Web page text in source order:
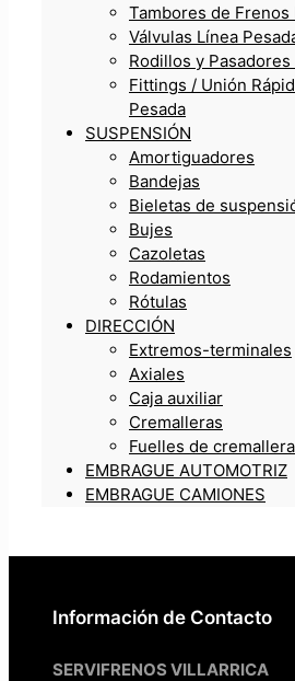
Tambores de Frenos
Válvulas Línea
Rodillos y
Fittings / Unión
Pesada
SUSPENSIÓN
Amortiguadores
Bandejas
Bieletas de
Bujes
Cazoletas
Rodamientos
Rótulas
DIRECCIÓN
Extremos-terminales
Axiales
Caja auxiliar
Cremalleras
Fuelles de cremallera
EMBRAGUE AUTOMOTRIZ
EMBRAGUE CAMIONES
Información de Contacto
SERVIFRENOS VILLARRICA